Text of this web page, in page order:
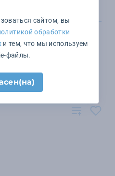
бирюзовый
сайтом, вы
обработки
и тем, что мы используем
файлы.